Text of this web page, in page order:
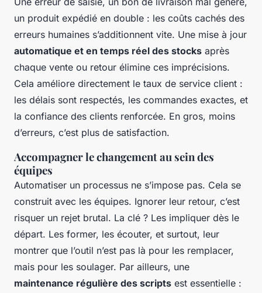
un produit expédié en double : les coûts cachés des
erreurs humaines s’additionnent vite. Une mise à jour
automatique et en temps réel des stocks après
chaque vente ou retour élimine ces imprécisions.
Cela améliore directement le taux de service client :
les délais sont respectés, les commandes exactes, et
la confiance des clients renforcée. En gros, moins
d’erreurs, c’est plus de satisfaction.
Accompagner le changement au sein des
équipes
Automatiser un processus ne s’impose pas. Cela se
construit avec les équipes. Ignorer leur retour, c’est
risquer un rejet brutal. La clé ? Les impliquer dès le
départ. Les former, les écouter, et surtout, leur
montrer que l’outil n’est pas là pour les remplacer,
mais pour les soulager. Par ailleurs, une
maintenance régulière des scripts est essentielle :